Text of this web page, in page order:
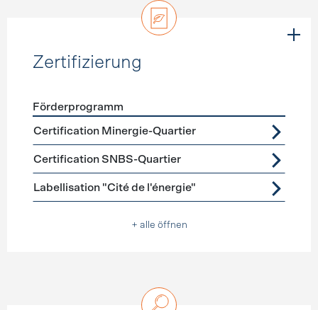
Zertifizierung
Förderprogramme Zertifizierung
Förderprogramm
Certification Minergie-Quartier
Certification SNBS-Quartier
Labellisation "Cité de l'énergie"
+ alle öffnen